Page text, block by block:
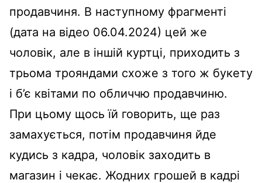
продавчиня. В наступному фрагменті
(дата на відео 06.04.2024) цей же
чоловік, але в іншій куртці, приходить з
трьома трояндами схоже з того ж букету
і б’є квітами по обличчю продавчиню.
При цьому щось їй говорить, ще раз
замахується, потім продавчиня йде
кудись з кадра, чоловік заходить в
магазин і чекає. Жодних грошей в кадрі